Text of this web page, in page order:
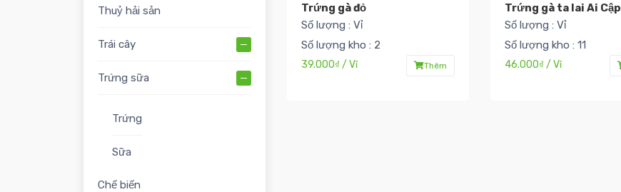
Thuỷ hải sản
Trái cây
Trứng sữa
Trứng
Sữa
Chế biến
Trứng gà đỏ
Số lượng : Vỉ
Số lượng kho : 2
39.000₫ / Vỉ Thêm
Trứng gà ta lai Ai Cập
Số lượng : Vỉ
Số lượng kho : 11
46.000₫ / Vỉ